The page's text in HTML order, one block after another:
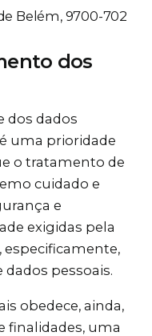
Belém, 9700-702
dos
dos dados
uma prioridade
o tratamento de
cuidado e
e
exigidas pela
especificamente,
pessoais.
obedece, ainda,
finalidades, uma